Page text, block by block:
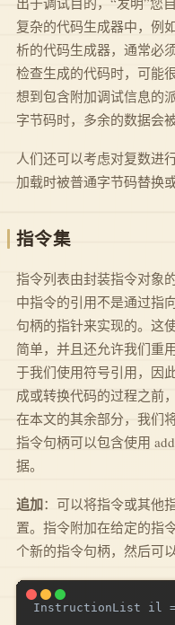
复杂的代码生成器中，例
析的代码生成器，通常必
检查生成的代码时，可能
想到包含附加调试信息的
字节码时，多余的数据会
人们还可以考虑对复数进
加载时被普通字节码替换
指令集
指令列表由封装指令对象
中指令的引用不是通过指
句柄的指针来实现的。这
简单，并且还允许我们重
于我们使用符号引用，因
成或转换代码的过程之前
在本文的其余部分，我们
指令句柄可以包含使用
据。
追加：可以将指令或其他
置。指令附加在给定的指
个新的指令句柄，然后可
InstructionList il